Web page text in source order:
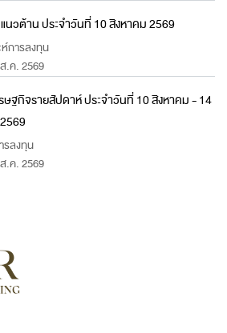
นวต้าน ประจำวันที่ 10 สิงหาคม 2569
ห์การลงทุน
.ค. 2569
ษฐกิจรายสัปดาห์ ประจำวันที่ 10 สิงหาคม - 14
รลงทุน
.ค. 2569